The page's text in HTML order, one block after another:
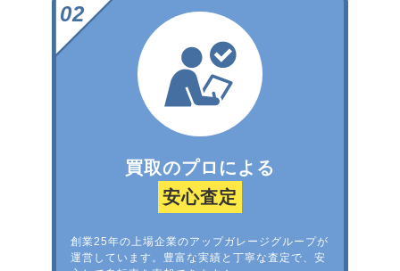
買取のプロによる
安心査定
創業25年の上場企業のアップガレージグループが
運営しています。豊富な実績と丁寧な査定で、安